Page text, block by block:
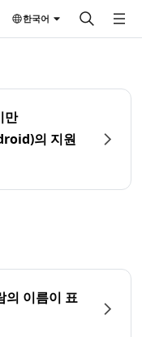
한국어
만
의 지원
의 이름이 표